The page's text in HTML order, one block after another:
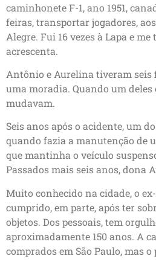
caminhonete F-1, ano 1951,
feiras, transportar jogadores,
Alegre. Fui 16 vezes à Lapa e
acrescenta.
Antônio e Aurelina tiveram seis
uma moradia. Quando um
mudavam.
Seis anos após o acidente, um
quando fazia a manutenção de
que mantinha o veículo
Passados mais seis anos, dona
Muito conhecido na cidade, o
cumprido, em parte, após ter
objetos. Dos pessoais, tem
aproximadamente 150 anos. A
comprados em São Paulo, mas